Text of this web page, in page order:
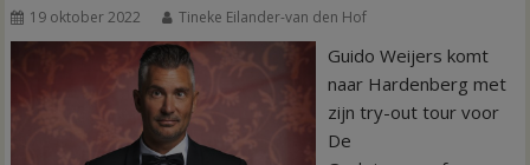
19 oktober 2022 Tineke Eilander-van den Hof
Guido Weijers komt
naar Hardenberg met
zijn try-out tour voor
De